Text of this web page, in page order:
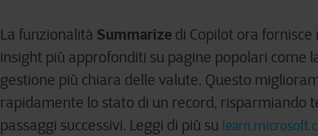
La funzionalità Summarize di Copilot ora
insight più approfonditi su pagine popolari come
gestione più chiara delle valute. Questo
rapidamente lo stato di un record, risparmiando
passaggi successivi. Leggi di più su